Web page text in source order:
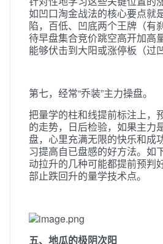
如凹口淘金战法的核心要点就
陷，百低、凹底两个王牌（有
待早盘集合竞价跳空高开加高
能够伏击到大阳或涨停板（过
第七，经常“乔装”主力操盘。
把量学的柱和线提前标注上，
的走势，日后检验，如果主力
盘，心里充满无限的快乐和成
习提高自已盘感的好方法。如
动拉升的几种可能都提前预判
部止跌回升的量学技术点。
五、地瓜的极阴次阳